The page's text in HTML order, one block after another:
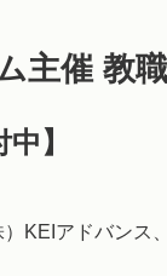
主催 教
】
KEIアドバンス